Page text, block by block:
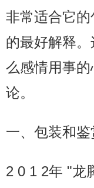
非常适合它
的最好解释
么感情用事
论。
一、包装和鉴
2 0 1 2年 "龙